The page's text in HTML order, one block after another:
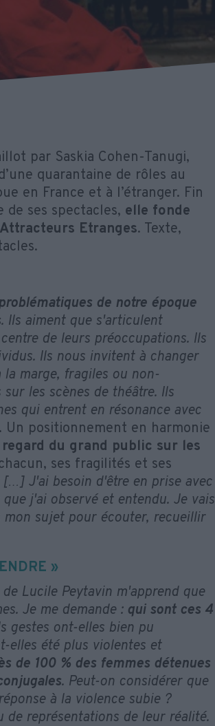
par Saskia Cohen-Tanugi,
quarantaine de rôles au
en France et à l’étranger. Fin
ses spectacles, elle fonde
Etranges. Texte,
de notre époque
. Ils aiment que s'articulent
de leurs préoccupations. Ils
Ils nous invitent à changer
marge, fragiles ou non-
les scènes de théâtre. Ils
qui entrent en résonance avec
Un positionnement en harmonie
du grand public sur les
ses fragilités et ses
[…] J'ai besoin d'être en prise avec
j'ai observé et entendu. Je vais
mon sujet pour écouter, recueillir
»
Lucile Peytavin m'apprend que
Je me demande : qui sont ces 4
gestes ont-elles bien pu
elles été plus violentes et
de 100 % des femmes détenues
. Peut-on considérer que
à la violence subie ?
de représentations de leur réalité.